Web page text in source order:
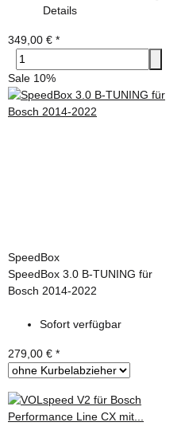
Details
349,00 € *
Sale 10%
SpeedBox
SpeedBox 3.0 B-TUNING für
Bosch 2014-2022
Sofort verfügbar
279,00 € *